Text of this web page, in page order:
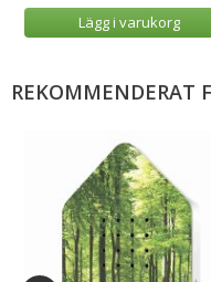
Lägg i varukorg
REKOMMENDERAT